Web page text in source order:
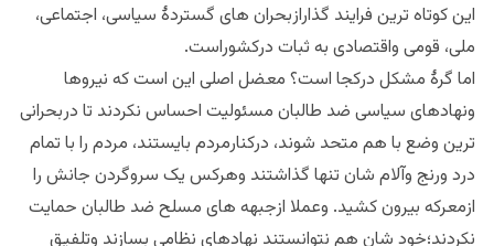
این کوتاه ترین فرایند گذارازبحران های گستردۀ سیاسی، اجتماعی،
ملی، قومی واقتصادی به ثبات درکشوراست.
اما گرۀ مشکل درکجا است؟ معضل اصلی این است که نیروها
ونهادهای سیاسی ضد طالبان مسئولیت احساس نکردند تا دربحرانی
ترین وضع با هم متحد شوند، درکنارمردم بایستند، مردم را با تمام
درد ورنج وآلام شان تنها گذاشتند وهرکس یک سروگردن جانش را
ازمعرکه بیرون کشید. وعملا ازجبهه های مسلح ضد طالبان حمایت
نکردند؛خود شان هم نتوانستند نهادهای نظامی بسازند وتلفیق